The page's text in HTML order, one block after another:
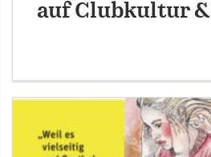
auf Clubkultur &